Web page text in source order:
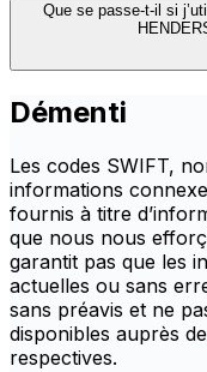
Que se passe-t-il si
Démenti
Les codes SWIFT,
informations
fournis à titre
que nous nous
garantit pas que les
actuelles ou sans
sans préavis et ne
disponibles auprès
respectives.